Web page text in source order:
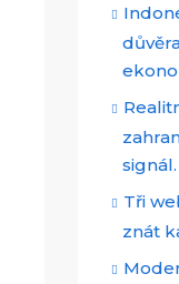
signál.
Tři
znát